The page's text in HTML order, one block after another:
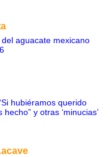
aguacate mexicano
hubiéramos querido
y otras ‘minucias’